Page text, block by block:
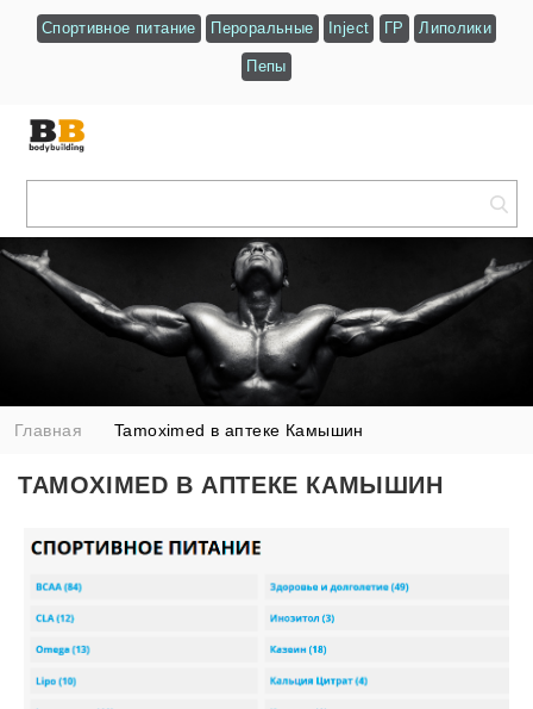
Спортивное питание Пероральные Inject ГР Липолики
Пепы
Главная Tamoximed в аптеке Камышин
TAMOXIMED В АПТЕКЕ КАМЫШИН